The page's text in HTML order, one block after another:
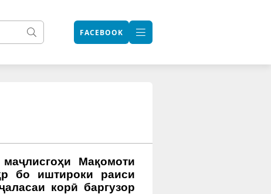
FACEBOOK
Мақомоти
бо иштироки раиси
корӣ баргузор